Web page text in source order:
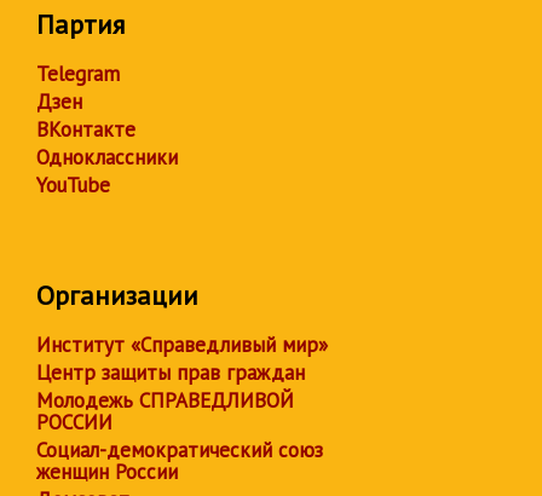
Партия
Telegram
Дзен
ВКонтакте
Одноклассники
YouTube
Организации
Институт «Справедливый мир»
Центр защиты прав граждан
Молодежь СПРАВЕДЛИВОЙ
РОССИИ
Социал-демократический союз
женщин России